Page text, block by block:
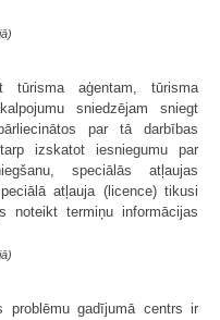
aģentam, tūrisma
sniedzējam sniegt
par tā darbības
izskatot iesniegumu par
speciālās atļaujas
atļauja (licence) tikusi
termiņu informācijas
problēmu gadījumā centrs ir